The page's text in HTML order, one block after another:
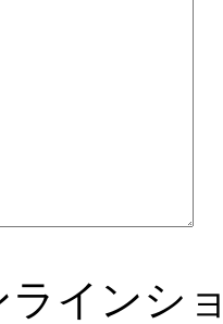
ラインシ